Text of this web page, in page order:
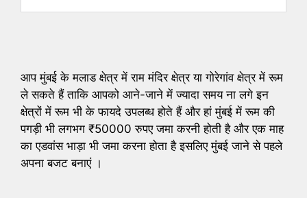
आप मुंबई के मलाड क्षेत्र में राम मंदिर क्षेत्र या गोरेगांव क्षेत्र में रूम
ले सकते हैं ताकि आपको आने-जाने में ज्यादा समय ना लगे इन
क्षेत्रों में रूम भी के फायदे उपलब्ध होते हैं और हां मुंबई में रूम की
पगड़ी भी लगभग ₹50000 रुपए जमा करनी होती है और एक माह
का एडवांस भाड़ा भी जमा करना होता है इसलिए मुंबई जाने से पहले
अपना बजट बनाएं ।